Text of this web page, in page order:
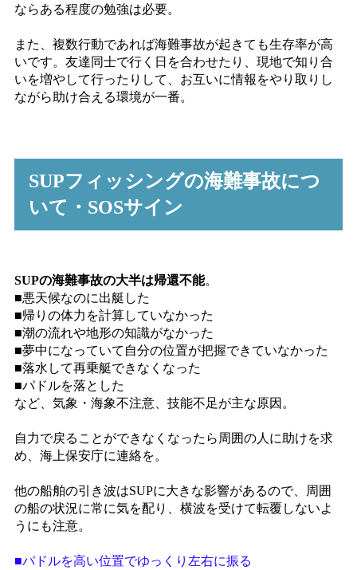
ならある程度の勉強は必要。
また、複数行動であれば海難事故が起きても生存率が高
いです。友達同士で行く日を合わせたり、現地で知り合
いを増やして行ったりして、お互いに情報をやり取りし
ながら助け合える環境が一番。
SUPフィッシングの海難事故につ
いて・SOSサイン
SUPの海難事故の大半は帰還不能。
■悪天候なのに出艇した
■帰りの体力を計算していなかった
■潮の流れや地形の知識がなかった
■夢中になっていて自分の位置が把握できていなかった
■落水して再乗艇できなくなった
■パドルを落とした
など、気象・海象不注意、技能不足が主な原因。
自力で戻ることができなくなったら周囲の人に助けを求
め、海上保安庁に連絡を。
他の船舶の引き波はSUPに大きな影響があるので、周囲
の船の状況に常に気を配り、横波を受けて転覆しないよ
うにも注意。
■パドルを高い位置でゆっくり左右に振る